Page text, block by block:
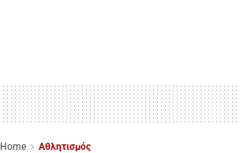
Home Αθλητισμός